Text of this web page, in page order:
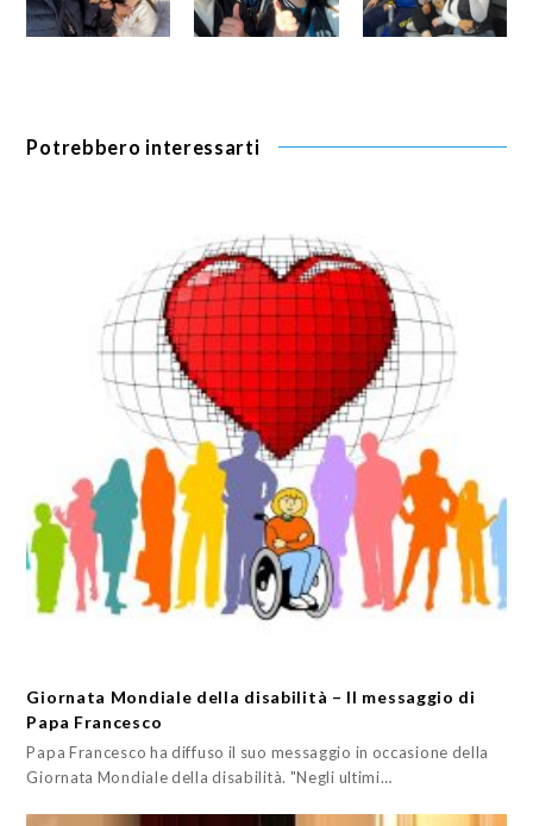
Potrebbero interessarti
Giornata Mondiale della disabilità – Il messaggio di
Papa Francesco
Papa Francesco ha diffuso il suo messaggio in occasione della
Giornata Mondiale della disabilità. "Negli ultimi…